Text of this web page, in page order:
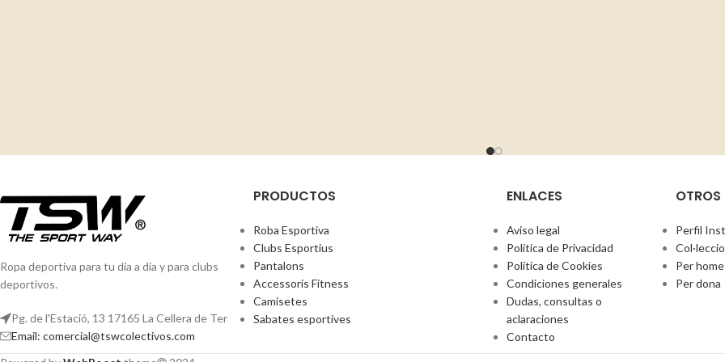
Ropa deportiva para tu día a día y para clubs
deportivos.
Pg. de l'Estació, 13 17165 La Cellera de Ter
Email: comercial@tswcolectivos.com
PRODUCTOS
Roba Esportiva
Clubs Esportius
Pantalons
Accessoris Fitness
Camisetes
Sabates esportives
ENLACES
Aviso legal
Política de Privacidad
Política de Cookies
Condiciones generales
Dudas, consultas o
aclaraciones
Contacto
OTROS
Perfil
Per home
Per dona